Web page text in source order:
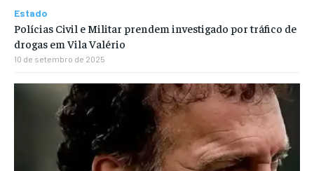
Estado
Polícias Civil e Militar prendem investigado por tráfico de
drogas em Vila Valério
10 de setembro de 2025